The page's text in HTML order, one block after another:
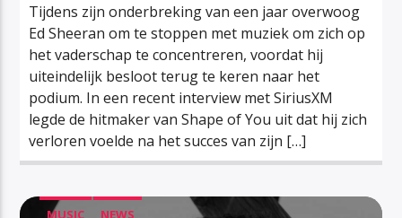
Tijdens zijn onderbreking van een jaar overwoog
Ed Sheeran om te stoppen met muziek om zich op
het vaderschap te concentreren, voordat hij
uiteindelijk besloot terug te keren naar het
podium. In een recent interview met SiriusXM
legde de hitmaker van Shape of You uit dat hij zich
verloren voelde na het succes van zijn […]
MUSIC NEWS